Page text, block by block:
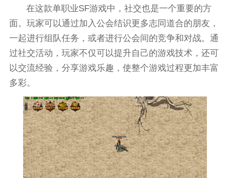
在这款单职业SF游戏中，社交也是一个重要的方
面。玩家可以通过加入公会结识更多志同道合的朋友，
一起进行组队任务，或者进行公会间的竞争和对战。通
过社交活动，玩家不仅可以提升自己的游戏技术，还可
以交流经验，分享游戏乐趣，使整个游戏过程更加丰富
多彩。